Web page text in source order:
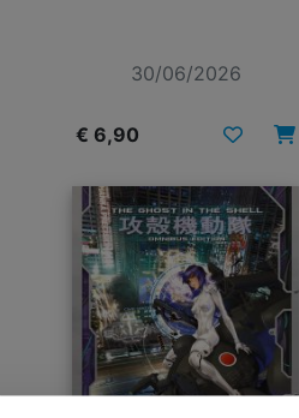
30/06/2026
€ 6,90